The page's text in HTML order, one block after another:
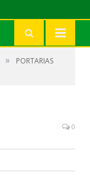
»
PORTARIAS
0